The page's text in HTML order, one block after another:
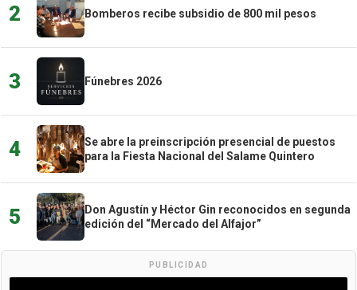
2 Bomberos recibe subsidio de 800 mil pesos
3 Fúnebres 2026
4
Se abre la preinscripción presencial de puestos
para la Fiesta Nacional del Salame Quintero
5
Don Agustín y Héctor Gin reconocidos en segunda
edición del “Mercado del Alfajor”
PUBLICIDAD